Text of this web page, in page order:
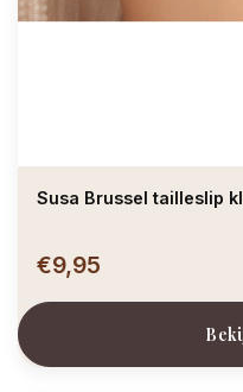
Susa Brussel
€9,95